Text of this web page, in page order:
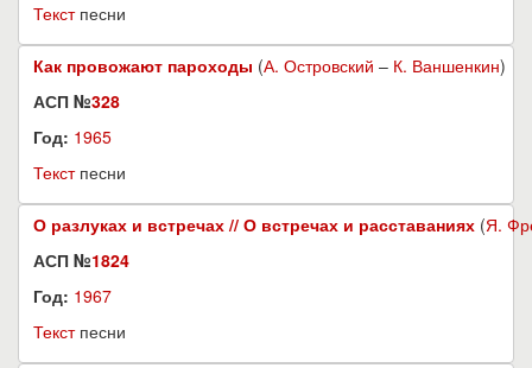
Текстпесни
Как провожают пароходы (А. Островский – К. Ваншенкин)
АСП №328
Год: 1965
Текстпесни
О разлуках и встречах // О встречах и расставаниях (Я.
АСП №1824
Год: 1967
Текстпесни